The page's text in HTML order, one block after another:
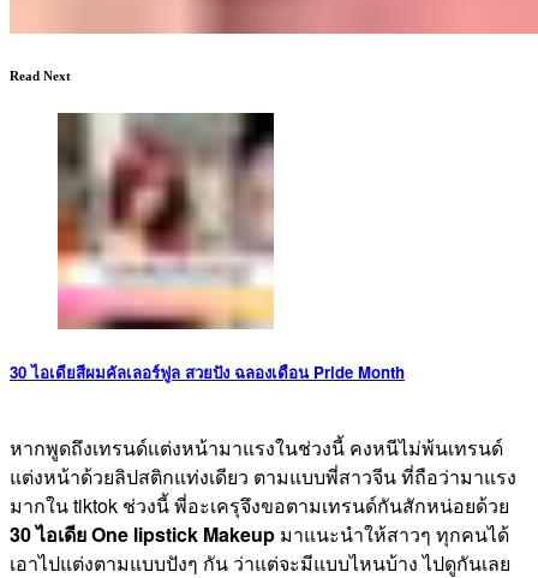
Read Next
30 ไอเดียสีผมคัลเลอร์ฟูล สวยปัง ฉลองเดือน Pride Month
หากพูดถึงเทรนด์แต่งหน้ามาแรงในช่วงนี้ คงหนีไม่พ้นเทรนด์
แต่งหน้าด้วยลิปสติกแท่งเดียว ตามแบบพี่สาวจีน ที่ถือว่ามาแรง
มากใน tiktok ช่วงนี้ พี่อะเครุจึงขอตามเทรนด์กันสักหน่อยด้วย
30 ไอเดีย One lipstick Makeup มาแนะนำให้สาวๆ ทุกคนได้
เอาไปแต่งตามแบบปังๆ กัน ว่าแต่จะมีแบบไหนบ้าง ไปดูกันเลย